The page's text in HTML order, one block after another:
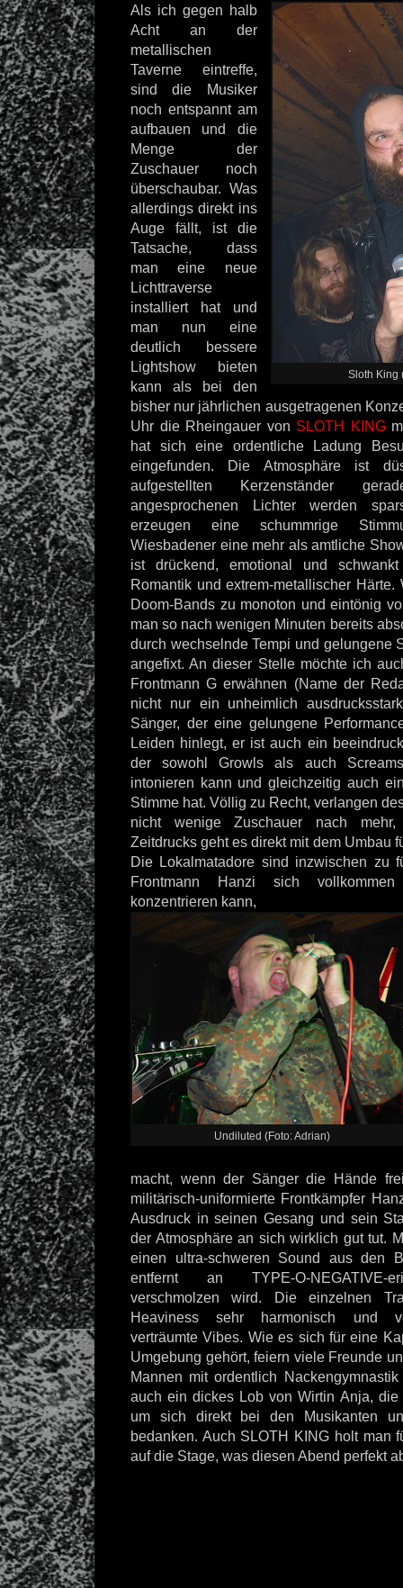
Sloth King
Als ich gegen halb
Acht an der
metallischen
Taverne eintreffe,
sind die Musiker
noch entspannt am
aufbauen und die
Menge der
Zuschauer noch
überschaubar. Was
allerdings direkt ins
Auge fällt, ist die
Tatsache, dass
man eine neue
Lichttraverse
installiert hat und
man nun eine
deutlich bessere
Lightshow bieten
kann als bei den
bisher nur jährlichen ausgetragenen
Uhr die Rheingauer von SLOTH KING
hat sich eine ordentliche Ladung
eingefunden. Die Atmosphäre ist
aufgestellten Kerzenständer
angesprochenen Lichter werden
erzeugen eine schummrige
Wiesbadener eine mehr als amtliche
ist drückend, emotional und
Romantik und extrem-metallischer
Doom-Bands zu monoton und eintönig
man so nach wenigen Minuten bereits
durch wechselnde Tempi und gelungene
angefixt. An dieser Stelle möchte ich
Frontmann G erwähnen (Name der
nicht nur ein unheimlich
Sänger, der eine gelungene
Leiden hinlegt, er ist auch ein
der sowohl Growls als auch
intonieren kann und gleichzeitig auch
Stimme hat. Völlig zu Recht, verlangen
nicht wenige Zuschauer nach
Zeitdrucks geht es direkt mit dem Umbau
Die Lokalmatadore sind inzwischen zu
Frontmann Hanzi sich
konzentrieren kann,
Undiluted (Foto: Adrian)
macht, wenn der Sänger die Hände
militärisch-uniformierte Frontkämpfer
Ausdruck in seinen Gesang und sein
der Atmosphäre an sich wirklich gut tut.
einen ultra-schweren Sound aus den
entfernt an TYPE-O-NEGATIVE-
verschmolzen wird. Die einzelnen
Heaviness sehr harmonisch und
verträumte Vibes. Wie es sich für eine
Umgebung gehört, feiern viele Freunde
Mannen mit ordentlich
auch ein dickes Lob von Wirtin Anja,
um sich direkt bei den Musikanten
bedanken. Auch SLOTH KING holt man
auf die Stage, was diesen Abend perfekt